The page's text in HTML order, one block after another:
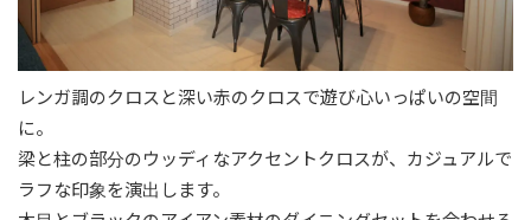
レンガ調のクロスと深い赤のクロスで遊び心いっぱいの空間
に。
梁と柱の部分のウッディなアクセントクロスが、カジュアルで
ラフな印象を演出します。